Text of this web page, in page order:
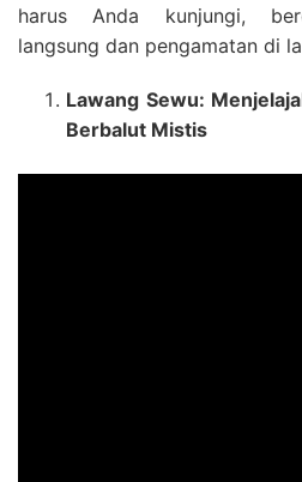
harus Anda kunjungi,
langsung dan pengamatan di
Lawang Sewu:
Berbalut Mistis